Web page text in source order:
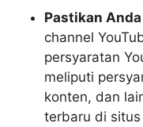
Pastikan
channel
persyaratan
meliputi
konten, dan
terbaru di situs